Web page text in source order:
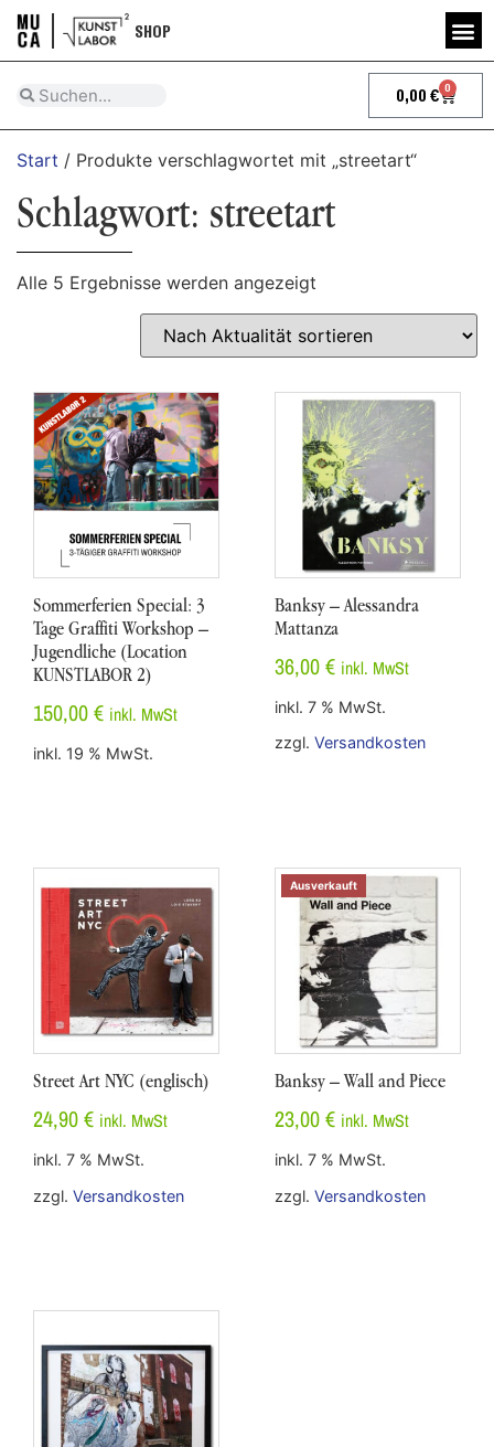
SHOP
0,00 € 0
Start / Produkte verschlagwortet mit „streetart“
Schlagwort: streetart
Alle 5 Ergebnisse werden angezeigt
Sommerferien Special: 3
Tage Graffiti Workshop –
Jugendliche (Location
KUNSTLABOR 2)
150,00€ inkl. MwSt
inkl. 19 % MwSt.
Banksy – Alessandra
Mattanza
36,00€ inkl. MwSt
inkl. 7 % MwSt.
zzgl. Versandkosten
Street Art NYC (englisch)
24,90€ inkl. MwSt
inkl. 7 % MwSt.
zzgl. Versandkosten
Ausverkauft
Banksy – Wall and Piece
23,00€ inkl. MwSt
inkl. 7 % MwSt.
zzgl. Versandkosten